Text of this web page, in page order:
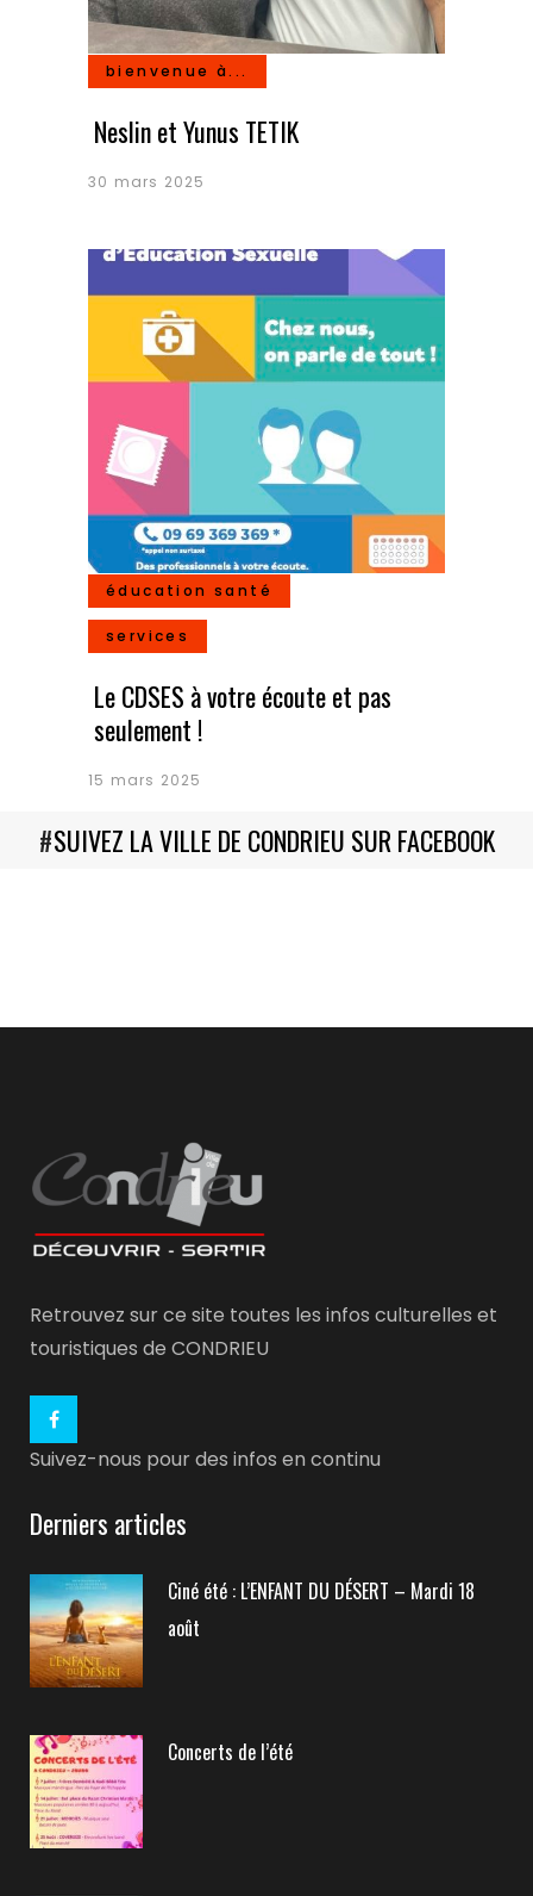
bienvenue à...
Neslin et Yunus TETIK
30 mars 2025
éducation santé
services
Le CDSES à votre écoute et pas
seulement !
15 mars 2025
#SUIVEZ LA VILLE DE CONDRIEU SUR FACEBOOK
Retrouvez sur ce site toutes les infos culturelles et
touristiques de CONDRIEU
Suivez-nous pour des infos en continu
Derniers articles
Ciné été : L’ENFANT DU DÉSERT – Mardi 18
août
Concerts de l’été